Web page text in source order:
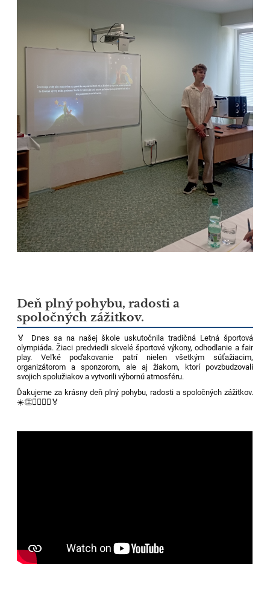
Deň plný pohybu, radosti a
spoločných zážitkov.
🏅 Dnes sa na našej škole uskutočnila tradičná Letná športová
olympiáda. Žiaci predviedli skvelé športové výkony, odhodlanie a fair
play. Veľké poďakovanie patrí nielen všetkým súťažiacim,
organizátorom a sponzorom, ale aj žiakom, ktorí povzbudzovali
svojich spolužiakov a vytvorili výbornú atmosféru.
Ďakujeme za krásny deň plný pohybu, radosti a spoločných zážitkov.
☀️👏🏃‍♀️🏃‍♂️🏅